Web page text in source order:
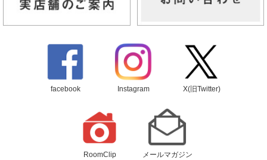
facebook Instagram X(旧Twitter)
RoomClip メールマガジン